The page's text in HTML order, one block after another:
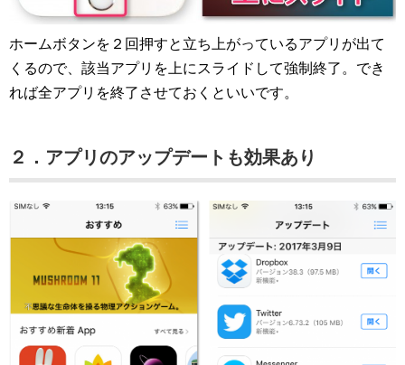
ホームボタンを２回押すと立ち上がっているアプリが出て
くるので、該当アプリを上にスライドして強制終了。でき
れば全アプリを終了させておくといいです。
２．アプリのアップデートも効果あり